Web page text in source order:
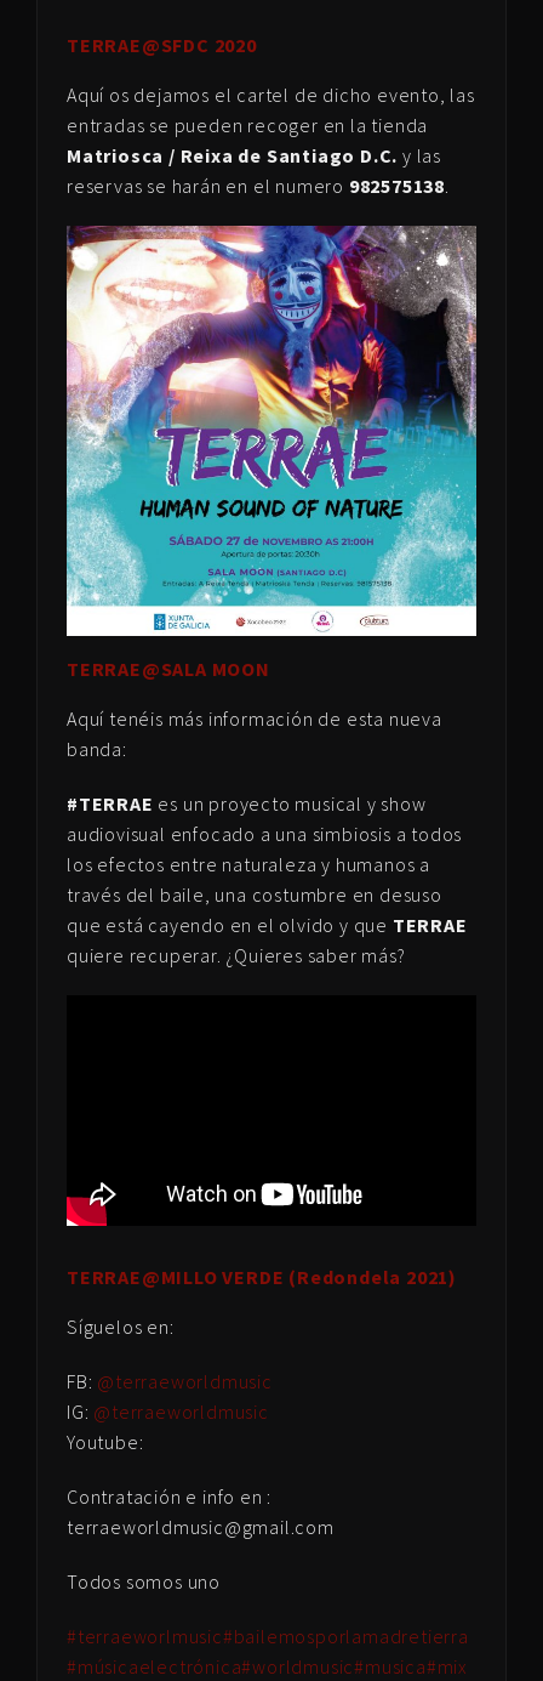
TERRAE@SFDC 2020
Aquí os dejamos el cartel de dicho evento, las
entradas se pueden recoger en la tienda
Matriosca / Reixa de Santiago D.C. y las
reservas se harán en el numero 982575138.
TERRAE@SALA MOON
Aquí tenéis más información de esta nueva
banda:
#TERRAE es un proyecto musical y show
audiovisual enfocado a una simbiosis a todos
los efectos entre naturaleza y humanos a
través del baile, una costumbre en desuso
que está cayendo en el olvido y que TERRAE
quiere recuperar. ¿Quieres saber más?
TERRAE@MILLO VERDE (Redondela 2021)
Síguelos en:
FB: @terraeworldmusic
IG: @terraeworldmusic
Youtube:
Contratación e info en :
terraeworldmusic@gmail.com
Todos somos uno
#terraeworlmusic#bailemosporlamadretierra
#músicaelectrónica#worldmusic#musica#mix